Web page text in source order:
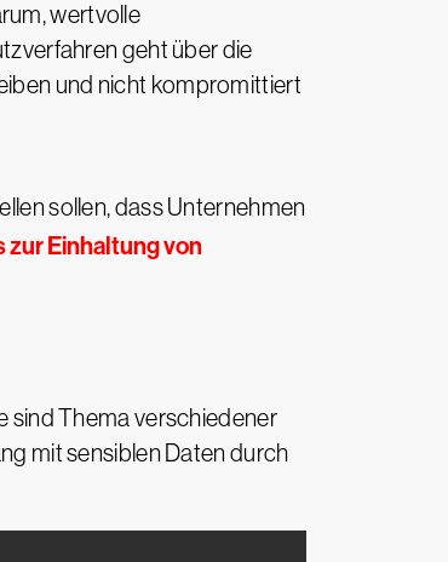
wertvolle
geht über die
und nicht kompromittiert
sollen, dass Unternehmen
zur Einhaltung von
sind Thema verschiedener
mit sensiblen Daten durch